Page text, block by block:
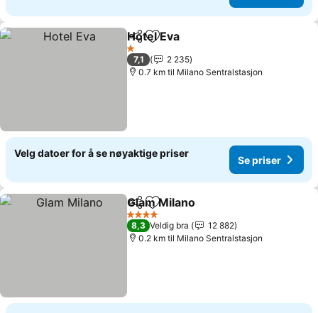
Del Legg til i favoritter
Hotel Eva
1 Stjerner
7,1
2 235
0.7 km til Milano Sentralstasjon
Velg datoer for å se nøyaktige priser
Se priser
Del Legg til i favoritter
Glam Milano
4 Stjerner
8,3 Veldig bra
12 882
0.2 km til Milano Sentralstasjon